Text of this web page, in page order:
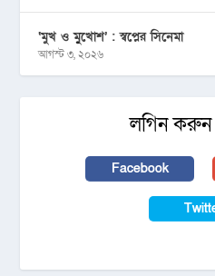
‘মুখ ও মু্খোশ’ : স্বপ্নের সিনেমা
আগস্ট ৩, ২০২৬
লগিন
Facebook